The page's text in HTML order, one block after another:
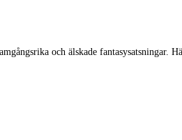
och älskade fantasysatsningar.